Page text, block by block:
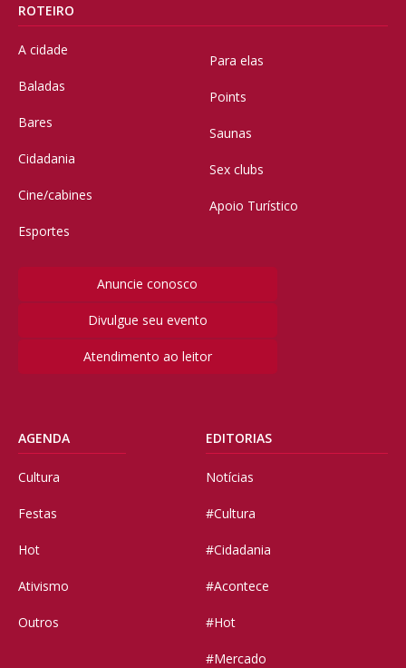
ROTEIRO
A cidade
Baladas
Bares
Cidadania
Cine/cabines
Esportes
Para elas
Points
Saunas
Sex clubs
Apoio Turístico
Anuncie conosco
Divulgue seu evento
Atendimento ao leitor
AGENDA
Cultura
Festas
Hot
Ativismo
Outros
EDITORIAS
Notícias
#Cultura
#Cidadania
#Acontece
#Hot
#Mercado